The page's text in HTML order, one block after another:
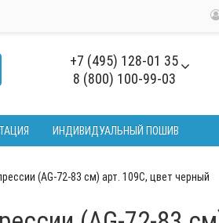
+7 (495) 128-01 35
8 (800) 100-99-03
ИНДИВИДУАЛЬНЫЙ ПОШИВ
(AG-72-83 см) арт. 109C, цвет черный